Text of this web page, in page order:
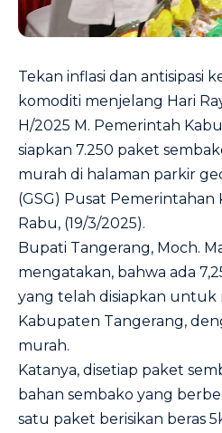
Tekan inflasi dan antisipasi
komoditi menjelang Hari
H/2025 M. Pemerintah
siapkan 7.250 paket
murah di halaman parkir
(GSG) Pusat
Rabu, (19/3/2025).
Bupati Tangerang, Moch.
mengatakan, bahwa ada
yang telah disiapkan untuk
Kabupaten Tangerang,
murah.
Katanya, disetiap paket
bahan sembako yang
satu paket berisikan beras